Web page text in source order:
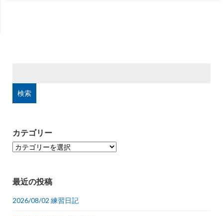
カテゴリー
カ
リ
ー
最近の投稿
2026/08/02 練習日記